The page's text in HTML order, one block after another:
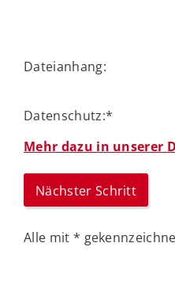
Dateianhang:
Datenschutz:*
Mehr dazu in unserer
Alle mit *